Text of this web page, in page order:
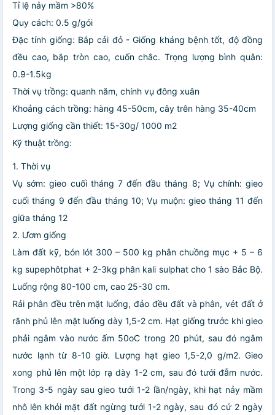
Tỉ lệ nảy mầm >80%
Quy cách: 0.5 g/gói
Đặc tính giống: Bắp cải đỏ - Giống kháng bệnh tốt, độ đồng
đều cao, bắp tròn cao, cuốn chắc. Trọng lượng bình quân:
0.9-1.5kg
Thời vụ trồng: quanh năm, chính vụ đông xuân
Khoảng cách trồng: hàng 45-50cm, cây trên hàng 35-40cm
Lượng giống cần thiết: 15-30g/ 1000 m2
Kỹ thuật trồng:
1. Thời vụ
Vụ sớm: gieo cuối tháng 7 đến đầu tháng 8; Vụ chính: gieo
cuối tháng 9 đến đầu tháng 10; Vụ muộn: gieo tháng 11 đến
giữa tháng 12
2. Ươm giống
Làm đất kỹ, bón lót 300 – 500 kg phân chuồng mục + 5 – 6
kg supephôtphat + 2-3kg phân kali sulphat cho 1 sào Bắc Bộ.
Luống rộng 80-100 cm, cao 25-30 cm.
Rải phân đều trên mặt luống, đảo đều đất và phân, vét đất ở
rãnh phủ lên mặt luống dày 1,5-2 cm. Hạt giống trước khi gieo
phải ngâm vào nước ấm 50oC trong 20 phút, sau đó ngâm
nước lạnh từ 8-10 giờ. Lượng hạt gieo 1,5-2,0 g/m2. Gieo
xong phủ lên một lớp rạ dày 1-2 cm, sau đó tưới đẫm nước.
Trong 3-5 ngày sau gieo tưới 1-2 lần/ngày, khi hạt nảy mầm
nhô lên khỏi mặt đất ngừng tưới 1-2 ngày, sau đó cứ 2 ngày